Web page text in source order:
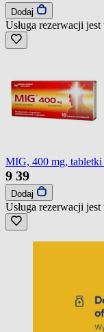
Dodaj
Usługa rezerwacji jest
MIG, 400 mg, tabletki
9 39
Dodaj
Usługa rezerwacji jest